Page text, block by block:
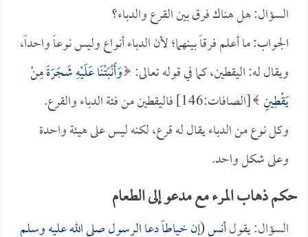
السؤال: هل هناك فرق بين القرع والدباء؟
الجواب: ما أعلم فرقاً بينهما؛ لأن الدباء أنواع وليس نوعاً واحداً،
ويقال له: اليقطين، كما في قوله تعالى: وَأَنْبَتْنَا عَلَيْهِ شَجَرَةً مِنْ
يَقْطِينٍ [الصافات:146] فاليقطين من فئة الدباء والقرع.
وكل نوع من الدباء يقال له قرع، لكنه ليس على هيئة واحدة
وعلى شكل واحد.
حكم ذهاب المرء مع مدعو إلى الطعام
السؤال: يقولأنس(إن خياطاً دعا الرسول صلى الله عليه وسلم